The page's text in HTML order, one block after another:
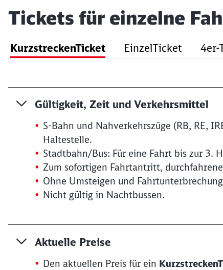
Tickets für einzelne
KurzstreckenTicket EinzelTicket 4er-
Gültigkeit, Zeit und Verkehrsmittel
S-Bahn und Nahverkehrszüge (RB, RE,
Haltestelle.
Stadtbahn/Bus: Für eine Fahrt bis zur 3.
Zum sofortigen Fahrtantritt,
Ohne Umsteigen und
Nicht gültig in Nachtbussen.
Aktuelle Preise
Den aktuellen Preis für ein